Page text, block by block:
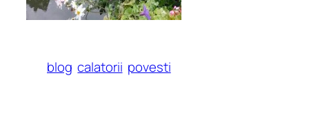
blog calatorii povesti